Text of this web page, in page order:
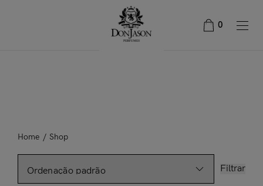
0
Home / Shop
Filtrar